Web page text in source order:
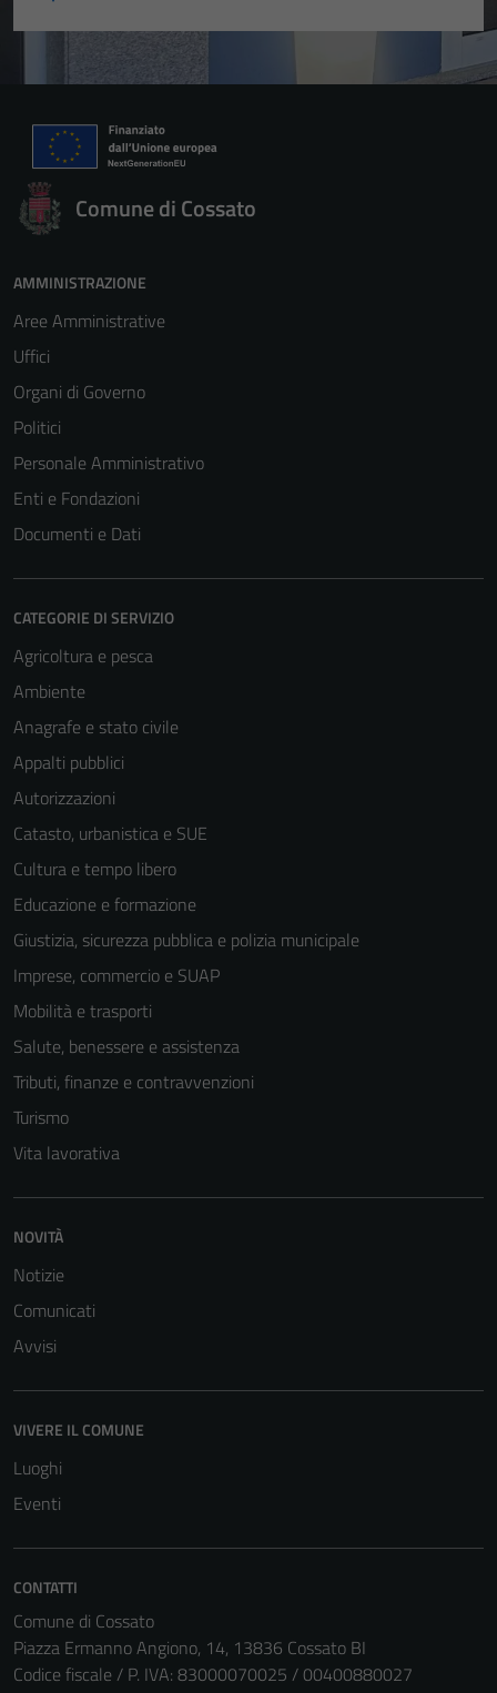
Comune di Cossato
AMMINISTRAZIONE
Aree Amministrative
Uffici
Organi di Governo
Politici
Personale Amministrativo
Enti e Fondazioni
Documenti e Dati
CATEGORIE DI SERVIZIO
Agricoltura e pesca
Ambiente
Anagrafe e stato civile
Appalti pubblici
Autorizzazioni
Catasto, urbanistica e SUE
Cultura e tempo libero
Educazione e formazione
Giustizia, sicurezza pubblica e polizia municipale
Imprese, commercio e SUAP
Mobilità e trasporti
Salute, benessere e assistenza
Tributi, finanze e contravvenzioni
Turismo
Vita lavorativa
NOVITÀ
Notizie
Comunicati
Avvisi
VIVERE IL COMUNE
Luoghi
Eventi
CONTATTI
Comune di Cossato
Piazza Ermanno Angiono, 14, 13836 Cossato BI
Codice fiscale / P. IVA: 83000070025 / 00400880027
sono necessari
per il